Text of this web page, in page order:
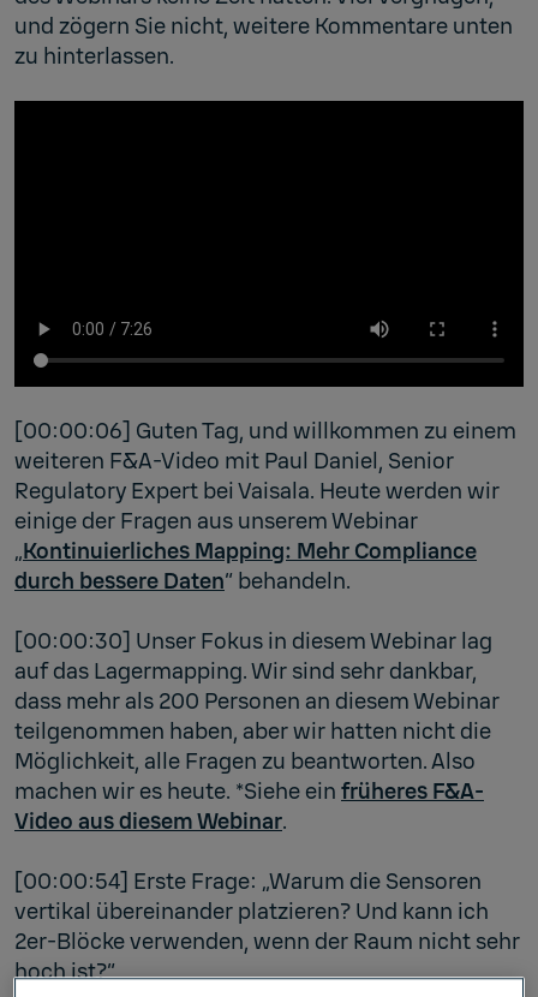
und zögern Sie nicht, weitere Kommentare unten
zu hinterlassen.
[00:00:06] Guten Tag, und willkommen zu einem
weiteren F&A-Video mit Paul Daniel, Senior
Regulatory Expert bei Vaisala. Heute werden wir
einige der Fragen aus unserem Webinar
„Kontinuierliches Mapping: Mehr Compliance
durch bessere Daten“ behandeln.
[00:00:30] Unser Fokus in diesem Webinar lag
auf das Lagermapping. Wir sind sehr dankbar,
dass mehr als 200 Personen an diesem Webinar
teilgenommen haben, aber wir hatten nicht die
Möglichkeit, alle Fragen zu beantworten. Also
machen wir es heute. *Siehe ein früheres F&A-
Video aus diesem Webinar.
[00:00:54] Erste Frage: „Warum die Sensoren
vertikal übereinander platzieren? Und kann ich
2er-Blöcke verwenden, wenn der Raum nicht sehr
hoch ist?“